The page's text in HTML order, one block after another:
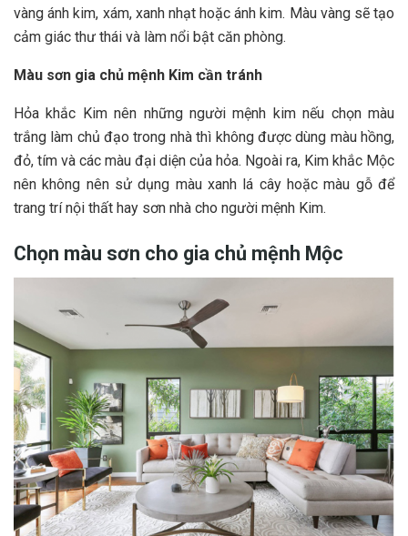
vàng ánh kim, xám, xanh nhạt hoặc ánh kim. Màu vàng sẽ tạo
cảm giác thư thái và làm nổi bật căn phòng.
Màu sơn gia chủ mệnh Kim cần tránh
Hỏa khắc Kim nên những người mệnh kim nếu chọn màu
trắng làm chủ đạo trong nhà thì không được dùng màu hồng,
đỏ, tím và các màu đại diện của hỏa. Ngoài ra, Kim khắc Mộc
nên không nên sử dụng màu xanh lá cây hoặc màu gỗ để
trang trí nội thất hay sơn nhà cho người mệnh Kim.
Chọn màu sơn cho gia chủ mệnh Mộc